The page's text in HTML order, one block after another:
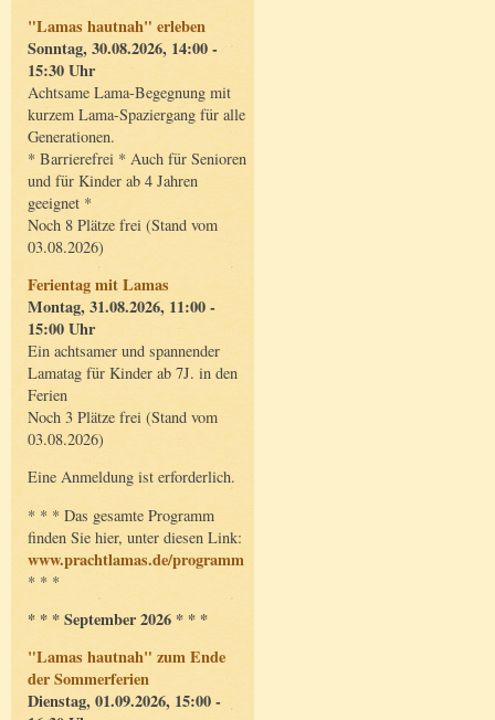
"Lamas hautnah" erleben
Sonntag, 30.08.2026, 14:00 -
15:30 Uhr
Achtsame Lama-Begegnung mit
kurzem Lama-Spaziergang für alle
Generationen.
* Barrierefrei * Auch für Senioren
und für Kinder ab 4 Jahren
geeignet *
Noch 8 Plätze frei (Stand vom
03.08.2026)
Ferientag mit Lamas
Montag, 31.08.2026, 11:00 -
15:00 Uhr
Ein achtsamer und spannender
Lamatag für Kinder ab 7J. in den
Ferien
Noch 3 Plätze frei (Stand vom
03.08.2026)
Eine Anmeldung ist erforderlich.
* * * Das gesamte Programm
finden Sie hier, unter diesen Link:
www.prachtlamas.de/programm
* * *
* * * September 2026 * * *
"Lamas hautnah" zum Ende
der Sommerferien
Dienstag, 01.09.2026, 15:00 -